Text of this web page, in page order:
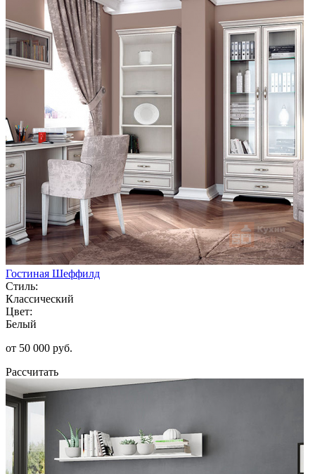
Гостиная Шеффилд
Стиль:
Классический
Цвет:
Белый
от 50 000 руб.
Рассчитать